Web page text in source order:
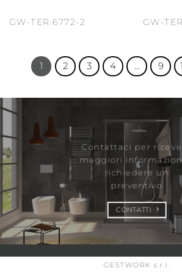
GW-TER.6772-2 GW-
1 2 3 4 … 9
Contattaci per
maggiori
richiedere un
preventivo
CONTATTI
GESTWORK s.r.l.